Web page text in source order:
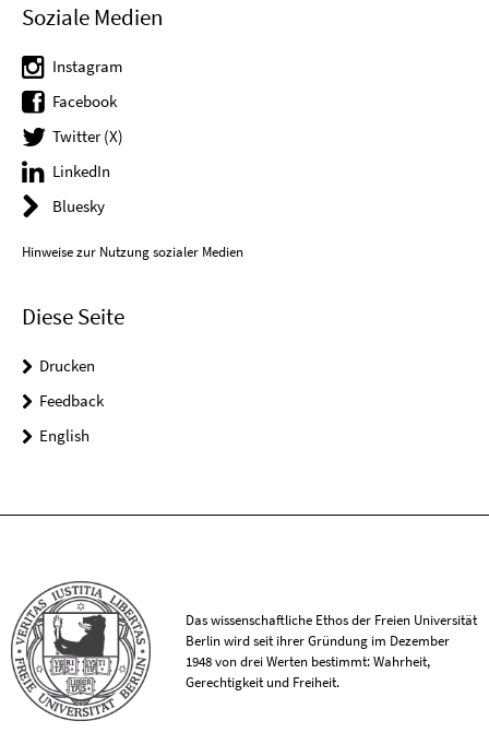
Soziale Medien
Instagram
Facebook
Twitter (X)
LinkedIn
Bluesky
Hinweise zur Nutzung sozialer Medien
Diese Seite
Drucken
Feedback
English
Das wissenschaftliche Ethos der Freien Universität
Berlin wird seit ihrer Gründung im Dezember
1948 von drei Werten bestimmt: Wahrheit,
Gerechtigkeit und Freiheit.